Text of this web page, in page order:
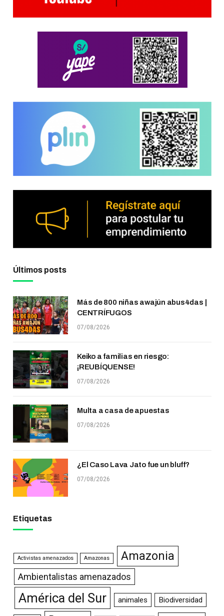
Últimos posts
Más de 800 niñas awajún abus4das |
CENTRÍFUGOS
07/08/2026
Keiko a familias en riesgo:
¡REUBÍQUENSE!
07/08/2026
Multa a casa de apuestas
07/08/2026
¿El Caso Lava Jato fue un bluff?
07/08/2026
Etiquetas
Activistas amenazados Amazonas Amazonia
Ambientalistas amenazados
América del Sur animales Biodiversidad